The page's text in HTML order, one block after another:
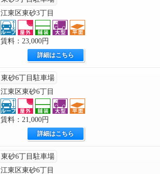
江東区東砂3丁目
賃料：23,000円
詳細はこちら
東砂6丁目駐車場
江東区東砂6丁目
賃料：21,000円
詳細はこちら
東砂6丁目駐車場
江東区東砂6丁目